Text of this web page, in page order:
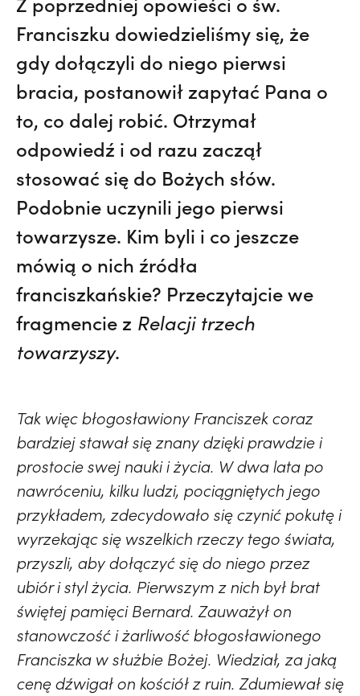
Franciszku dowiedzieliśmy się, że
gdy dołączyli do niego pierwsi
bracia, postanowił zapytać Pana o
to, co dalej robić. Otrzymał
odpowiedź i od razu zaczął
stosować się do Bożych słów.
Podobnie uczynili jego pierwsi
towarzysze. Kim byli i co jeszcze
mówią o nich źródła
franciszkańskie? Przeczytajcie we
fragmencie z Relacji trzech
towarzyszy.
Tak więc błogosławiony Franciszek coraz
bardziej stawał się znany dzięki prawdzie i
prostocie swej nauki i życia. W dwa lata po
nawróceniu, kilku ludzi, pociągniętych jego
przykładem, zdecydowało się czynić pokutę i
wyrzekając się wszelkich rzeczy tego świata,
przyszli, aby dołączyć się do niego przez
ubiór i styl życia. Pierwszym z nich był brat
świętej pamięci Bernard. Zauważył on
stanowczość i żarliwość błogosławionego
Franciszka w służbie Bożej. Wiedział, za jaką
cenę dźwigał on kościół z ruin. Zdumiewał się